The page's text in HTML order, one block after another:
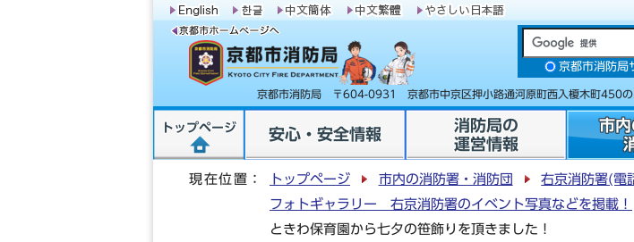
京都市消防局
京都市消防局 〒604-0931 京都市中京区押小路通河原町西入榎木町450
トップページ 安心・安全情報
消防局の
運営情報
市
現在位置： トップページ 市内の消防署・消防団 右京消防署(
フォトギャラリー 右京消防署のイベント写真などを掲載！
ときわ保育園から七夕の笹飾りを頂きました！